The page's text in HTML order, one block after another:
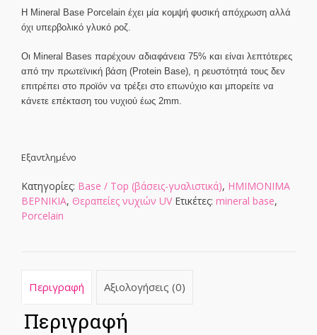
Η Mineral Base Porcelain έχει μία κομψή φυσική απόχρωση αλλά
όχι υπερβολικό γλυκό ροζ.
Οι Mineral Bases παρέχουν αδιαφάνεια 75% και είναι λεπτότερες
από την πρωτεϊνική βάση (Protein Base), η ρευστότητά τους δεν
επιτρέπει στο προϊόν να τρέξει στο επωνύχιο και μπορείτε να
κάνετε επέκταση του νυχιού έως 2mm.
Εξαντλημένο
Κατηγορίες: Base / Top (βάσεις-γυαλιστικά), ΗΜΙΜΟΝΙΜΑ
ΒΕΡΝΙΚΙΑ, Θεραπείες νυχιών UV Ετικέτες: mineral base,
Porcelain
Περιγραφή Αξιολογήσεις (0)
Περιγραφή